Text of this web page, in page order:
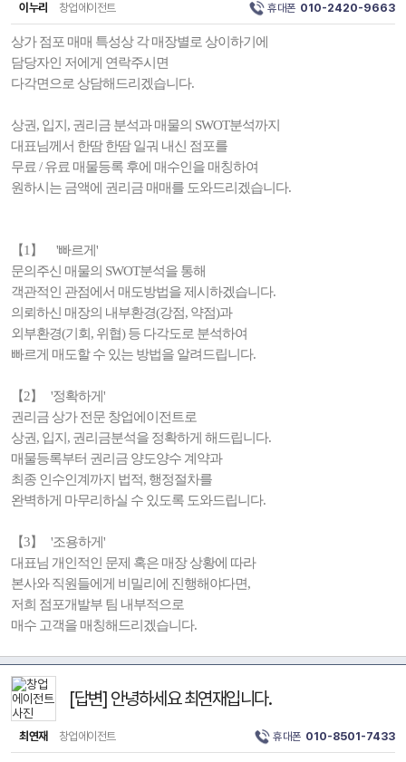
이누리 창업에이전트 휴대폰 010-2420-9663
상가 점포 매매 특성상 각 매장별로 상이하기에
담당자인 저에게 연락주시면
다각면으로 상담해드리겠습니다.
상권, 입지, 권리금 분석과 매물의 SWOT분석까지
대표님께서 한땀 한땀 일궈 내신 점포를
무료 / 유료 매물등록 후에 매수인을 매칭하여
원하시는 금액에 권리금 매매를 도와드리겠습니다.
【1】 '빠르게'
문의주신 매물의 SWOT분석을 통해
객관적인 관점에서 매도방법을 제시하겠습니다.
의뢰하신 매장의 내부환경(강점, 약점)과
외부환경(기회, 위협) 등 다각도로 분석하여
빠르게 매도할 수 있는 방법을 알려드립니다.
【2】 '정확하게'
권리금 상가 전문 창업에이전트로
상권, 입지, 권리금분석을 정확하게 해드립니다.
매물등록부터 권리금 양도양수 계약과
최종 인수인계까지 법적, 행정절차를
완벽하게 마무리하실 수 있도록 도와드립니다.
【3】 '조용하게'
대표님 개인적인 문제 혹은 매장 상황에 따라
본사와 직원들에게 비밀리에 진행해야다면,
저희 점포개발부 팀 내부적으로
매수 고객을 매칭해드리겠습니다.
[답변] 안녕하세요 최연재입니다.
최연재 창업에이전트 휴대폰 010-8501-7433